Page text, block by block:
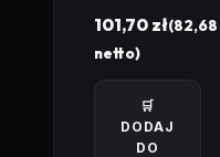
101,70 zł(82,68
netto)
🛒
DODAJ
DO